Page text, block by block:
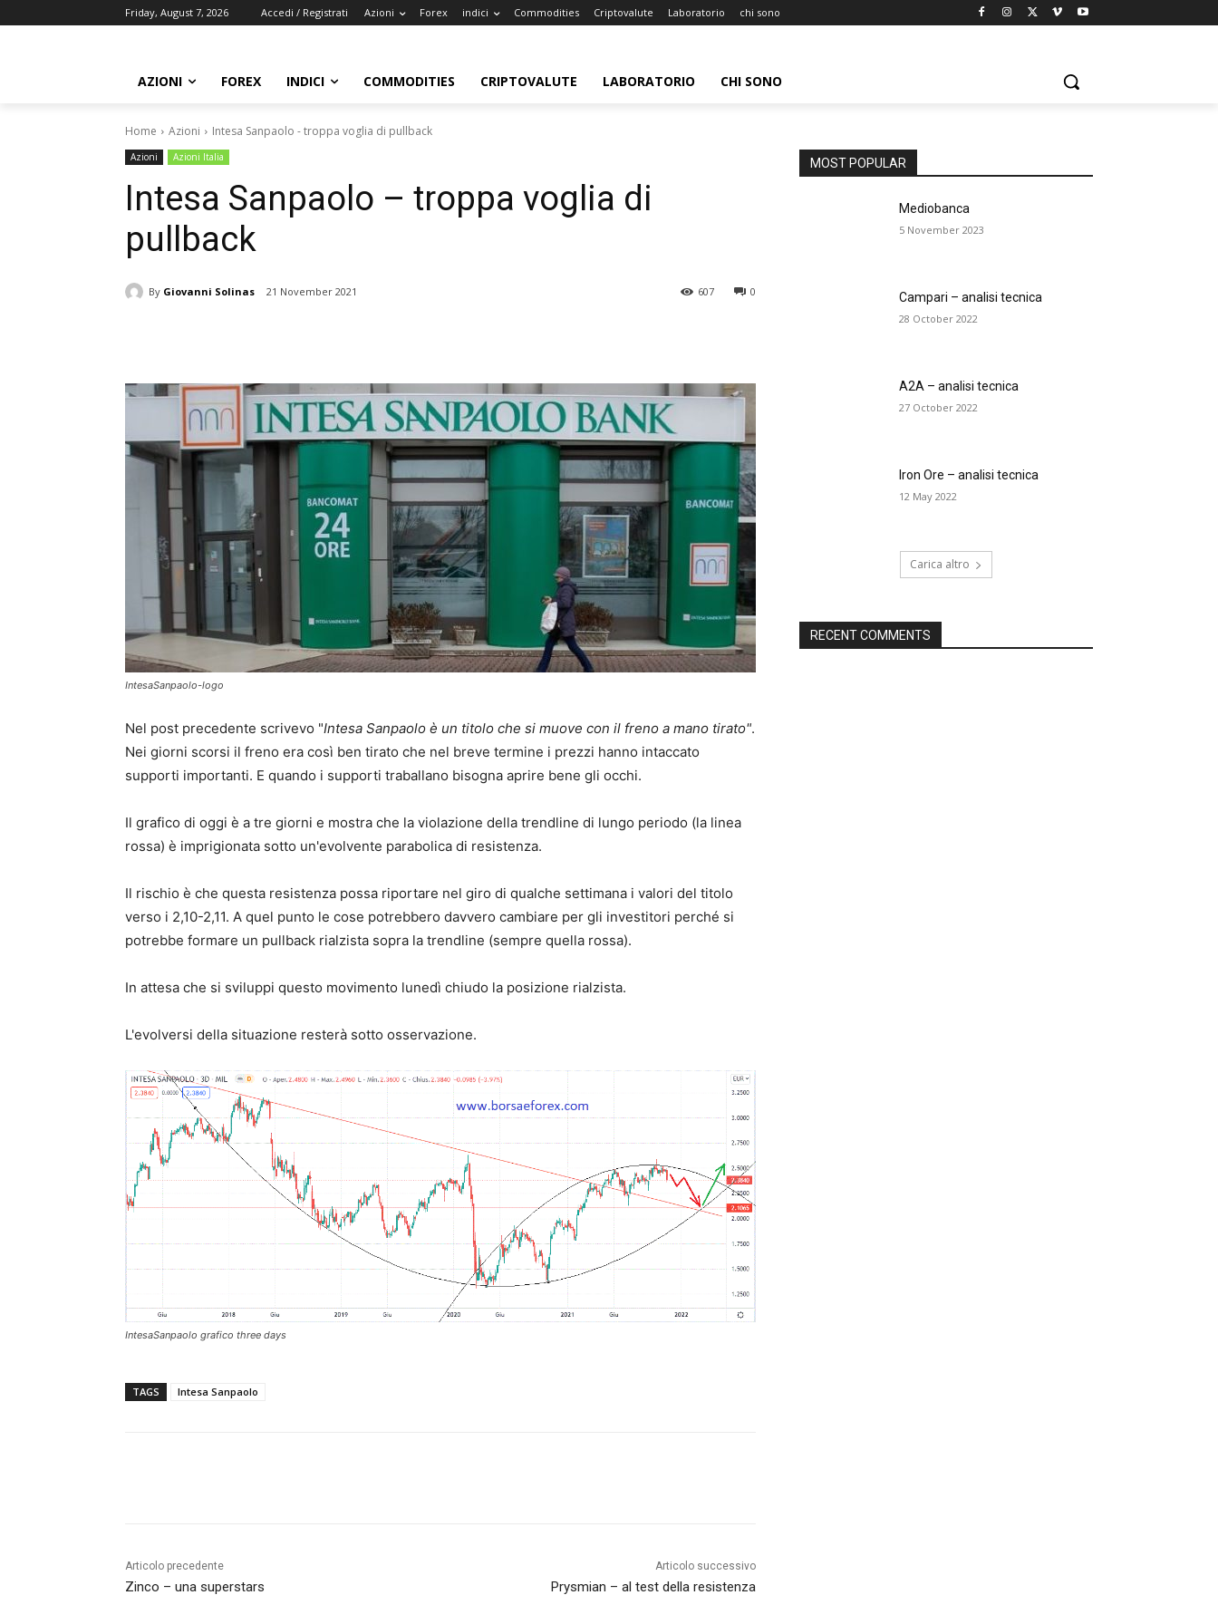
Friday, August 7, 2026 Accedi / Registrati Azioni Forex indici Commodities Criptovalute Laboratorio chi sono
AZIONI FOREX INDICI COMMODITIES CRIPTOVALUTE LABORATORIO CHI SONO
Home Azioni Intesa Sanpaolo - troppa voglia di pullback
Azioni Azioni Italia
Intesa Sanpaolo – troppa voglia di
pullback
By Giovanni Solinas 21 November 2021 0
607
IntesaSanpaolo-logo
Nel post precedente scrivevo "Intesa Sanpaolo è un titolo che si muove con il freno a mano tirato".
Nei giorni scorsi il freno era così ben tirato che nel breve termine i prezzi hanno intaccato
supporti importanti. E quando i supporti traballano bisogna aprire bene gli occhi.
Il grafico di oggi è a tre giorni e mostra che la violazione della trendline di lungo periodo (la linea
rossa) è imprigionata sotto un'evolvente parabolica di resistenza.
Il rischio è che questa resistenza possa riportare nel giro di qualche settimana i valori del titolo
verso i 2,10-2,11. A quel punto le cose potrebbero davvero cambiare per gli investitori perché si
potrebbe formare un pullback rialzista sopra la trendline (sempre quella rossa).
In attesa che si sviluppi questo movimento lunedì chiudo la posizione rialzista.
L'evolversi della situazione resterà sotto osservazione.
IntesaSanpaolo grafico three days
TAGS Intesa Sanpaolo
Articolo precedente
Zinco – una superstars
Articolo successivo
Prysmian – al test della resistenza
MOST POPULAR
Mediobanca
5 November 2023
Campari – analisi tecnica
28 October 2022
A2A – analisi tecnica
27 October 2022
Iron Ore – analisi tecnica
12 May 2022
Carica altro
RECENT COMMENTS